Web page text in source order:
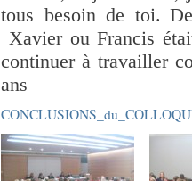
tous besoin de toi.
Xavier ou Francis
continuer à travailler
ans